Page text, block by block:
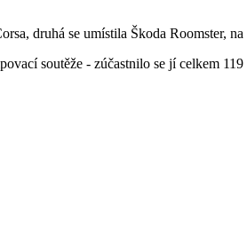
druhá se umístila Škoda Roomster,
soutěže - zúčastnilo se jí celkem